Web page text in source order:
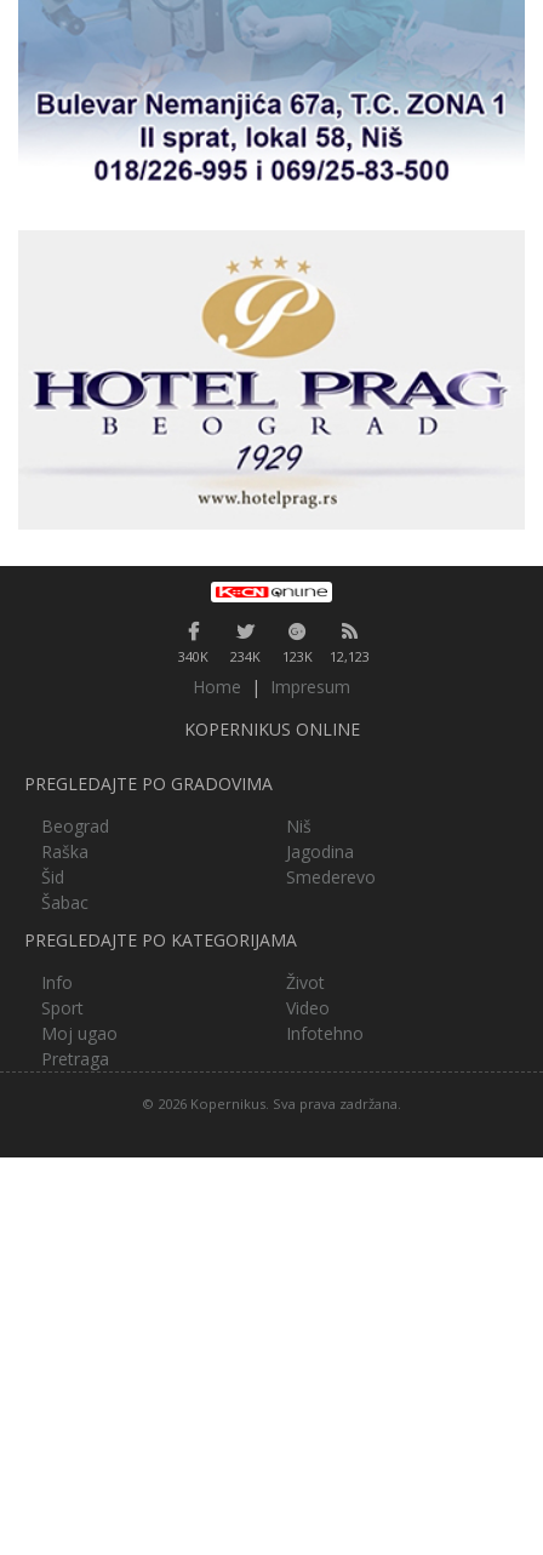
340K 234K 123K 12,123
Home |
Impresum
KOPERNIKUS ONLINE
PREGLEDAJTE PO GRADOVIMA
Beograd
Niš
Raška
Jagodina
Šid
Smederevo
Šabac
PREGLEDAJTE PO KATEGORIJAMA
Info
Život
Sport
Video
Moj ugao
Infotehno
Pretraga
© 2026 Kopernikus. Sva prava zadržana.